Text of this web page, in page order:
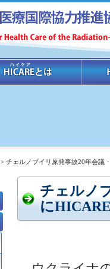
> チェルノブイリ原発事故20年会議
チェルノ
に